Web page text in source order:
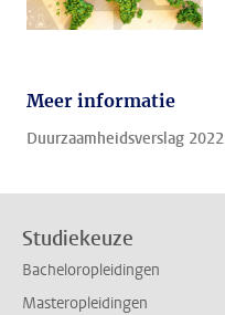
Meer informatie
Duurzaamheidsverslag 2022
Studiekeuze
Bacheloropleidingen
Masteropleidingen